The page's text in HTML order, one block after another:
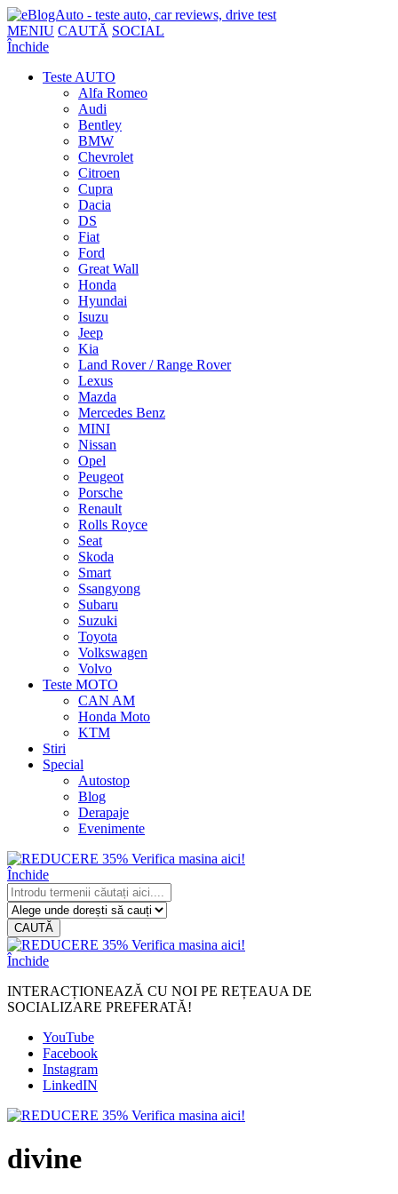
MENIU CAUTĂ SOCIAL
Închide
Teste AUTO
Alfa Romeo
Audi
Bentley
BMW
Chevrolet
Citroen
Cupra
Dacia
DS
Fiat
Ford
Great Wall
Honda
Hyundai
Isuzu
Jeep
Kia
Land Rover / Range Rover
Lexus
Mazda
Mercedes Benz
MINI
Nissan
Opel
Peugeot
Porsche
Renault
Rolls Royce
Seat
Skoda
Smart
Ssangyong
Subaru
Suzuki
Toyota
Volkswagen
Volvo
Teste MOTO
CAN AM
Honda Moto
KTM
Stiri
Special
Autostop
Blog
Derapaje
Evenimente
Închide
CAUTĂ
Închide
INTERACȚIONEAZĂ CU NOI PE REȚEAUA DE
SOCIALIZARE PREFERATĂ!
YouTube
Facebook
Instagram
LinkedIN
divine